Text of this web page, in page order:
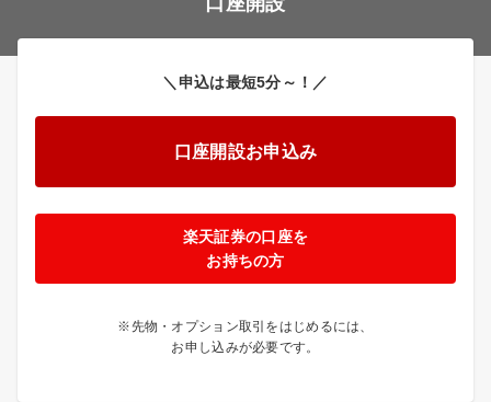
＼申込は最短5分～！／
口座開設お申込み
楽天証券の口座を
お持ちの方
※先物・オプション取引をはじめるには、
お申し込みが必要です。